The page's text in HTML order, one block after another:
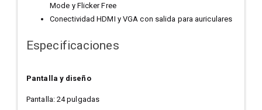
Mode y Flicker Free
Conectividad HDMI y VGA con salida para auriculares
Especificaciones
Pantalla y diseño
Pantalla: 24 pulgadas